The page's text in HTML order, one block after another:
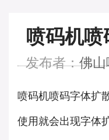
喷码机
发布者：佛山
喷码机喷码字体扩
使用就会出现字体